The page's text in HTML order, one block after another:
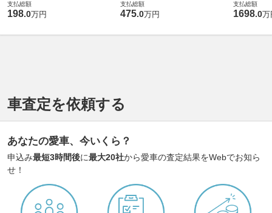
支払総額
198.0万円
支払総額
475.0万円
支払総額
1698.0万
車査定を依頼する
あなたの愛車、今いくら？
申込み最短3時間後に最大20社から愛車の査定結果をWebでお知ら
せ！